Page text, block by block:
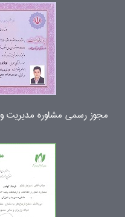
مجوز رسمی مشاوره مدیریت